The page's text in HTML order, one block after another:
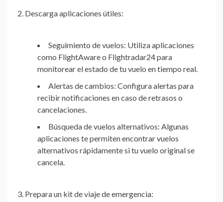
2. Descarga aplicaciones útiles:
Seguimiento de vuelos: Utiliza aplicaciones
como FlightAware o Flightradar24 para
monitorear el estado de tu vuelo en tiempo real.
Alertas de cambios: Configura alertas para
recibir notificaciones en caso de retrasos o
cancelaciones.
Búsqueda de vuelos alternativos: Algunas
aplicaciones te permiten encontrar vuelos
alternativos rápidamente si tu vuelo original se
cancela.
3. Prepara un kit de viaje de emergencia: